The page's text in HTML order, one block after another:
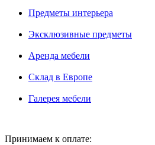
Предметы интерьера
Эксклюзивные предметы
Аренда мебели
Склад в Европе
Галерея мебели
Принимаем к оплате: